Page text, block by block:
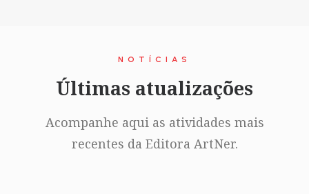
NOTÍCIAS
Últimas atualizações
Acompanhe aqui as atividades mais
recentes da Editora ArtNer.